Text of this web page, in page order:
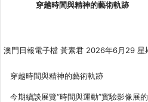
穿越時間與精神的藝術軌跡
澳門日報電子檔 黃素君 2026年6月29 星
穿越時間與精神的藝術軌跡
今期續談展覽“時間與運動”實驗影像展